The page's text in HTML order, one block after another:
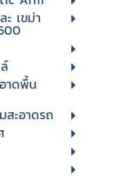
ะ เขม่า
าดพื้น
สะอาดรถ